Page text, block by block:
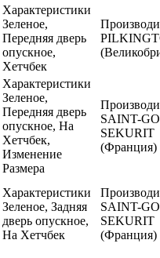
Характеристики
Зеленое,
Передняя дверь
опускное,
Хетчбек
Характеристики
Зеленое,
Передняя дверь
опускное, На
Хетчбек,
Изменение
Размера
SAINT-
SEKURIT
(Франция)
Характеристики
Зеленое, Задняя
дверь опускное,
На Хетчбек
SAINT-
SEKURIT
(Франция)